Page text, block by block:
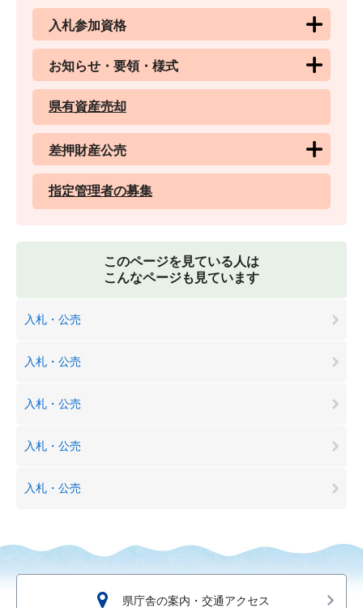
入札参加資格
お知らせ・要領・様式
県有資産売却
差押財産公売
指定管理者の募集
このページを見ている人は
こんなページも見ています
入札・公売
入札・公売
入札・公売
入札・公売
入札・公売
県庁舎の案内・交通アクセス